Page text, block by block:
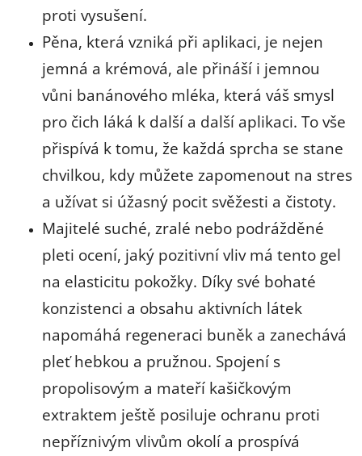
proti vysušení.
Pěna, která vzniká při aplikaci, je nejen
jemná a krémová, ale přináší i jemnou
vůni banánového mléka, která váš smysl
pro čich láká k další a další aplikaci. To vše
přispívá k tomu, že každá sprcha se stane
chvilkou, kdy můžete zapomenout na stres
a užívat si úžasný pocit svěžesti a čistoty.
Majitelé suché, zralé nebo podrážděné
pleti ocení, jaký pozitivní vliv má tento gel
na elasticitu pokožky. Díky své bohaté
konzistenci a obsahu aktivních látek
napomáhá regeneraci buněk a zanechává
pleť hebkou a pružnou. Spojení s
propolisovým a mateří kašičkovým
extraktem ještě posiluje ochranu proti
nepříznivým vlivům okolí a prospívá